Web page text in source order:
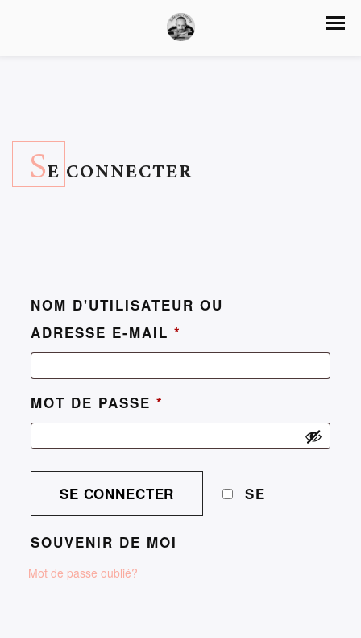
SE CONNECTER
NOM D'UTILISATEUR OU
ADRESSE E-MAIL *
MOT DE PASSE *
SE
SOUVENIR DE MOI
Mot de passe oublié?